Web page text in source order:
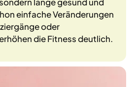
einfache Veränderungen
oder
die Fitness deutlich.